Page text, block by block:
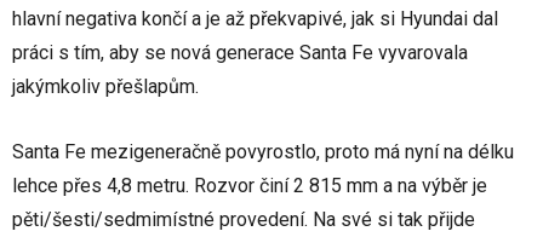
hlavní negativa končí a je až překvapivé, jak si Hyundai dal
práci s tím, aby se nová generace Santa Fe vyvarovala
jakýmkoliv přešlapům.
Santa Fe mezigeneračně povyrostlo, proto má nyní na délku
lehce přes 4,8 metru. Rozvor činí 2 815 mm a na výběr je
pěti/šesti/sedmimístné provedení. Na své si tak přijde